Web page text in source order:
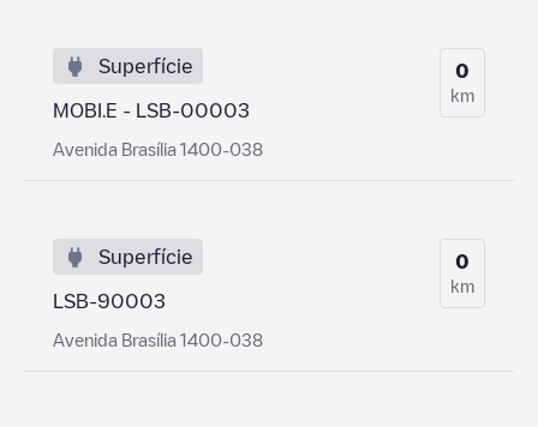
Superfície
MOBI.E - LSB-00003
Avenida Brasília 1400-038
0
km
Superfície
LSB-90003
Avenida Brasília 1400-038
0
km